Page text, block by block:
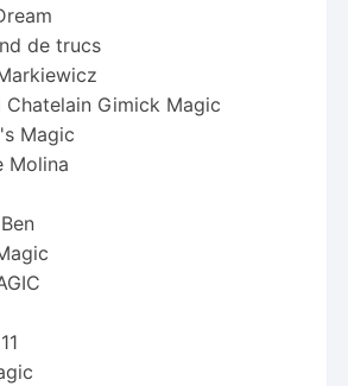
de trucs
Chatelain Gimick Magic
Magic
Molina